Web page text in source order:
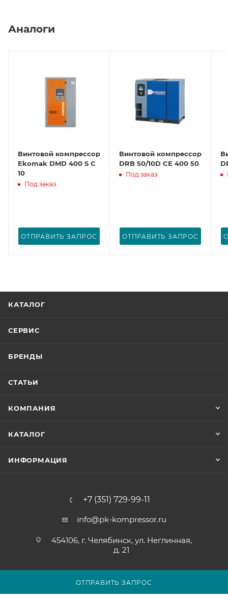
ОТПРАВИТЬ ЗАПРОС
Аналоги
Винтовой компрессор
Ekomak DMD 400 S C
10
Под заказ
ОТПРАВИТЬ ЗАПРОС
Винтовой компрессор
DRB 50/10D CE 400 50
Под заказ
ОТПРАВИТЬ ЗАПРОС
КАТАЛОГ
СЕРВИС
БРЕНДЫ
СТАТЬИ
КОМПАНИЯ
КАТАЛОГ
ИНФОРМАЦИЯ
+7 (351) 729-99-11
info@pk-kompressor.ru
454106, г. Челябинск, ул. Неглинная,
д. 21